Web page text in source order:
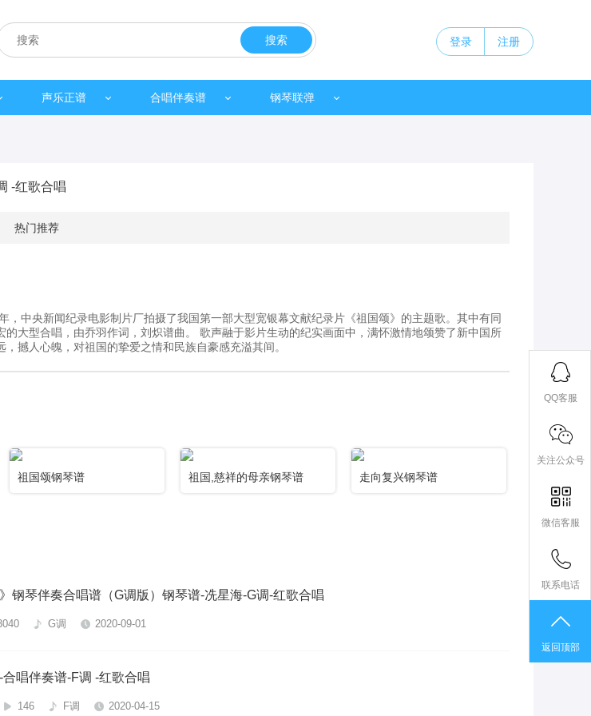
登录 注册
搜索
声乐正谱 合唱伴奏谱 钢琴联弹
-红歌合唱
热门推荐
，中央新闻纪录电影制片厂拍摄了我国第一部大型宽银幕文献纪录片《祖国颂》的主题歌。其中有同
的大型合唱，由乔羽作词，刘炽谱曲。 歌声融于影片生动的纪实画面中，满怀激情地颂赞了新中国所
撼人心魄，对祖国的挚爱之情和民族自豪感充溢其间。
祖国颂钢琴谱 祖国,慈祥的母亲钢琴谱 走向复兴钢琴谱
》钢琴伴奏合唱谱（G调版）钢琴谱-冼星海-G调-红歌合唱
G调 2020-09-01
唱伴奏谱-F调 -红歌合唱
146 F调 2020-04-15
QQ客服
关注公众号
微信客服
联系电话
返回顶部